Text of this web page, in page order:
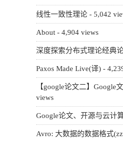
线性一致性理论 - 5,042
About - 4,904 views
深度探索分布式理论经典
Paxos Made Live(译) -
【google论文二】Google
views
Google论文、开源与云计
Avro: 大数据的数据格式